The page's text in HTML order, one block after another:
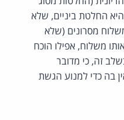
החלטת ביניים, שלא
מסרונים (שלא
משלוח, אפילו הוכח
בלבד כדי לקבוע, בשלב זה, כי מדובר
בה כדי למנוע הגשת